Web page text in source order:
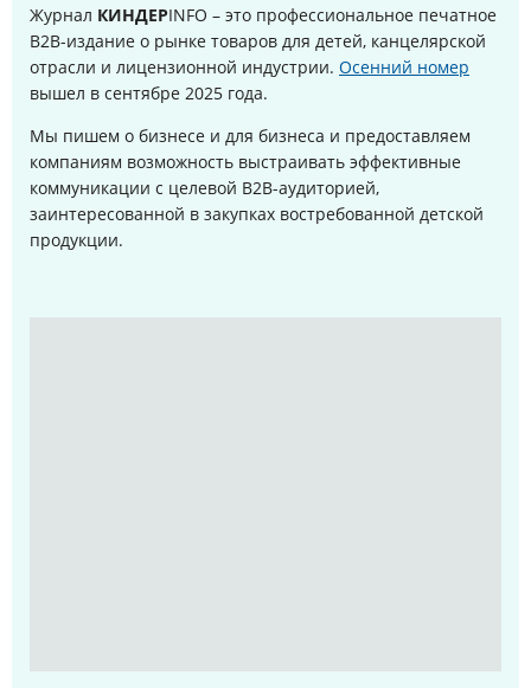
Журнал КИНДЕРINFO – это профессиональное печатное
B2B-издание о рынке товаров для детей, канцелярской
отрасли и лицензионной индустрии. Осенний номер
вышел в сентябре 2025 года.
Мы пишем о бизнесе и для бизнеса и предоставляем
компаниям возможность выстраивать эффективные
коммуникации с целевой B2B-аудиторией,
заинтересованной в закупках востребованной детской
продукции.